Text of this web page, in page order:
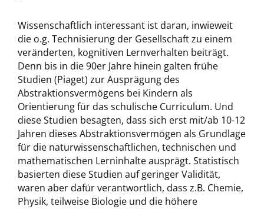
Wissenschaftlich interessant ist daran, inwieweit
die o.g. Technisierung der Gesellschaft zu einem
veränderten, kognitiven Lernverhalten beiträgt.
Denn bis in die 90er Jahre hinein galten frühe
Studien (Piaget) zur Ausprägung des
Abstraktionsvermögens bei Kindern als
Orientierung für das schulische Curriculum. Und
diese Studien besagten, dass sich erst mit/ab 10-12
Jahren dieses Abstraktionsvermögen als Grundlage
für die naturwissenschaftlichen, technischen und
mathematischen Lerninhalte ausprägt. Statistisch
basierten diese Studien auf geringer Validität,
waren aber dafür verantwortlich, dass z.B. Chemie,
Physik, teilweise Biologie und die höhere